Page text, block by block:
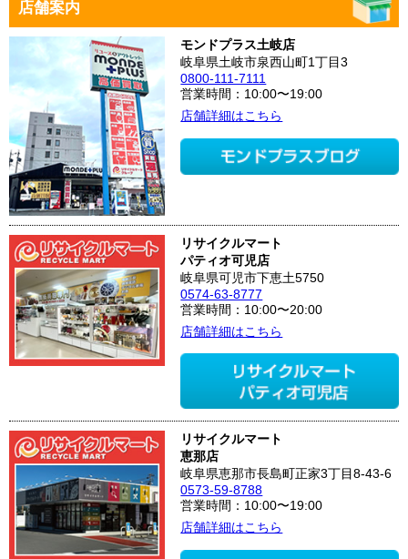
店舗案内
モンドプラス土岐店
岐阜県土岐市泉西山町1丁目3
0800-111-7111
営業時間：10:00〜19:00
店舗詳細はこちら
リサイクルマート
パティオ可児店
岐阜県可児市下恵土5750
0574-63-8777
営業時間：10:00〜20:00
店舗詳細はこちら
リサイクルマート
恵那店
岐阜県恵那市長島町正家3丁目8-43-6
0573-59-8788
営業時間：10:00〜19:00
店舗詳細はこちら